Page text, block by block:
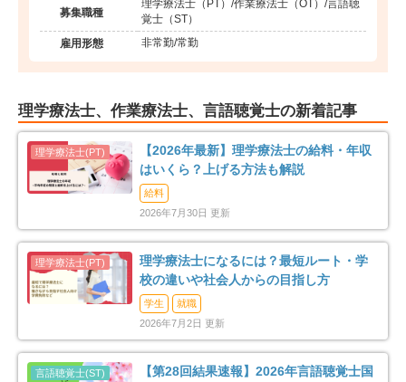
募集職種
理学療法士（PT）/作業療法士（OT）/言語聴
覚士（ST）
雇用形態 非常勤/常勤
理学療法士、作業療法士、言語聴覚士の新着記事
【2026年最新】理学療法士の給料・年収
はいくら？上げる方法も解説
給料
2026年7月30日 更新
理学療法士になるには？最短ルート・学
校の違いや社会人からの目指し方
学生
就職
2026年7月2日 更新
【第28回結果速報】2026年言語聴覚士国